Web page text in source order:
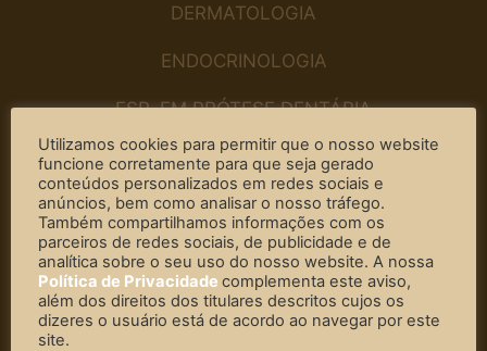
DERMATOLOGIA
ENDOCRINOLOGIA
ESP. EM PRÓTESE DENTÁRIA
ESP. EM REABILITAÇÃO ORAL E ESTÉTICA
FISIOTERAPIA
FONOAUDIOLOGIA
GASTROENTEROLOGISTA
Utilizamos cookies para permitir que o nosso website
funcione corretamente para que seja gerado
conteúdos personalizados em redes sociais e
anúncios, bem como analisar o nosso tráfego.
Também compartilhamos informações com os
parceiros de redes sociais, de publicidade e de
analítica sobre o seu uso do nosso website. A nossa
Política de Privacidade complementa este aviso,
além dos direitos dos titulares descritos cujos os
dizeres o usuário está de acordo ao navegar por este
site.